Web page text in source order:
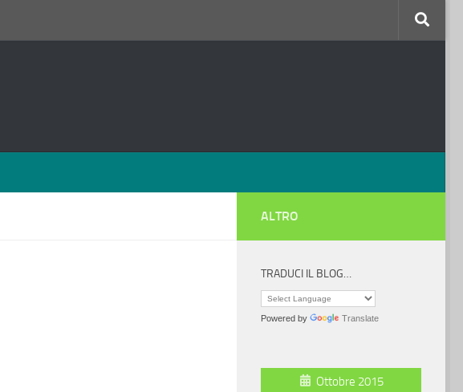
ALTRO
TRADUCI IL BLOG…
Powered by Translate
Ottobre 2015